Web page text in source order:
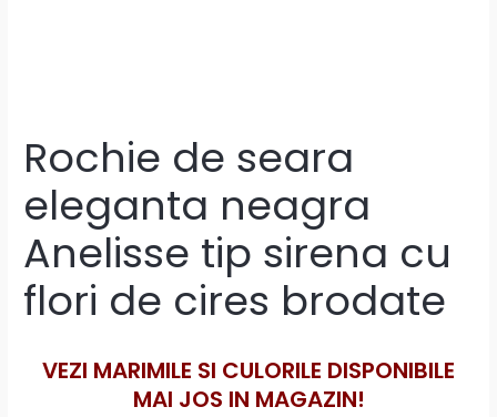
Rochie de seara
eleganta neagra
Anelisse tip sirena cu
flori de cires brodate
VEZI MARIMILE SI CULORILE DISPONIBILE
MAI JOS IN MAGAZIN!